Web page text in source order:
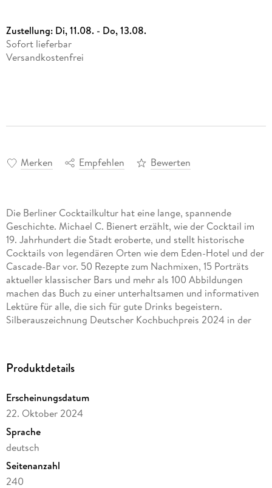
Zustellung: Di, 11.08. - Do, 13.08.
Sofort lieferbar
Versandkostenfrei
Merken Empfehlen Bewerten
Die Berliner Cocktailkultur hat eine lange, spannende
Geschichte. Michael C. Bienert erzählt, wie der Cocktail im
19. Jahrhundert die Stadt eroberte, und stellt historische
Cocktails von legendären Orten wie dem Eden-Hotel und der
Cascade-Bar vor. 50 Rezepte zum Nachmixen, 15 Porträts
aktueller klassischer Bars und mehr als 100 Abbildungen
machen das Buch zu einer unterhaltsamen und informativen
Lektüre für alle, die sich für gute Drinks begeistern.
Silberauszeichnung Deutscher Kochbuchpreis 2024 in der
Akademie Deutschlands Ausgezeichnet: Deutscher
Kochbuchpreis 2024 Kategorie Getränke, 2024.
Produktdetails
Erscheinungsdatum
22. Oktober 2024
Sprache
deutsch
Seitenanzahl
240